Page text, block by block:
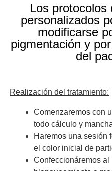
Los protocolos
personalizados
modificarse
pigmentación y
del
Realización del tratamiento:
Comenzaremos con
todo cálculo y
Haremos una sesión
el color inicial de
Confeccionáremos al